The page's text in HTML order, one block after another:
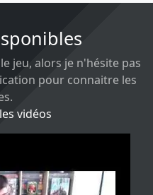
jeu, alors je n'hésite pas
pour connaitre les
vidéos